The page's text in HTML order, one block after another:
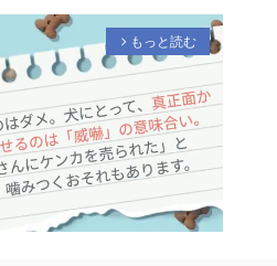
arrow_forward_ios もっと読む